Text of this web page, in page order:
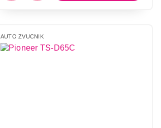
AUTO ZVUCNIK